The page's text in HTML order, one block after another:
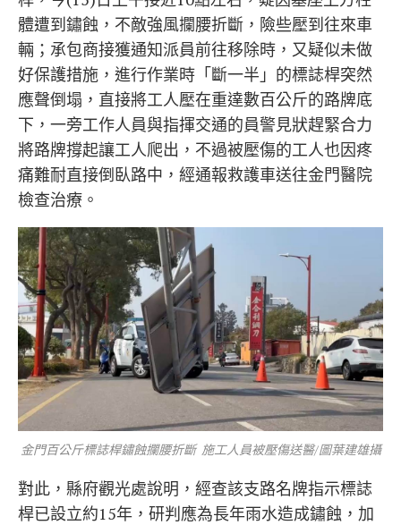
體遭到鏽蝕，不敵強風攔腰折斷，險些壓到往來車
輛；承包商接獲通知派員前往移除時，又疑似未做
好保護措施，進行作業時「斷一半」的標誌桿突然
應聲倒塌，直接將工人壓在重達數百公斤的路牌底
下，一旁工作人員與指揮交通的員警見狀趕緊合力
將路牌撐起讓工人爬出，不過被壓傷的工人也因疼
痛難耐直接倒臥路中，經通報救護車送往金門醫院
檢查治療。
金門百公斤標誌桿鏽蝕攔腰折斷 施工人員被壓傷送醫/圖葉建雄攝
對此，縣府觀光處說明，經查該支路名牌指示標誌
桿已設立約15年，研判應為長年雨水造成鏽蝕，加